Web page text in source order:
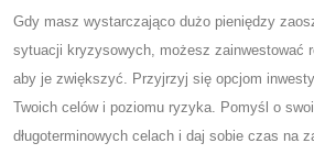
Gdy masz wystarczająco dużo pieniędzy
sytuacji kryzysowych, możesz zainwestować
aby je zwiększyć. Przyjrzyj się opcjom
Twoich celów i poziomu ryzyka. Pomyśl o
długoterminowych celach i daj sobie czas na